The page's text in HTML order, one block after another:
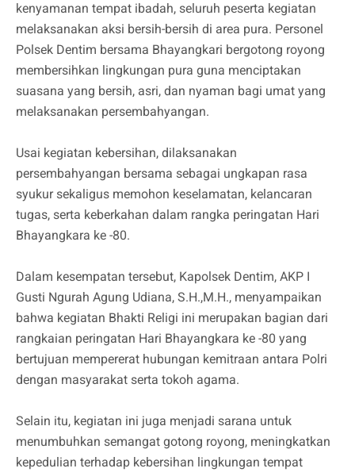
kenyamanan tempat ibadah, seluruh peserta kegiatan
melaksanakan aksi bersih-bersih di area pura. Personel
Polsek Dentim bersama Bhayangkari bergotong royong
membersihkan lingkungan pura guna menciptakan
suasana yang bersih, asri, dan nyaman bagi umat yang
melaksanakan persembahyangan.
Usai kegiatan kebersihan, dilaksanakan
persembahyangan bersama sebagai ungkapan rasa
syukur sekaligus memohon keselamatan, kelancaran
tugas, serta keberkahan dalam rangka peringatan Hari
Bhayangkara ke -80.
Dalam kesempatan tersebut, Kapolsek Dentim, AKP I
Gusti Ngurah Agung Udiana, S.H.,M.H., menyampaikan
bahwa kegiatan Bhakti Religi ini merupakan bagian dari
rangkaian peringatan Hari Bhayangkara ke -80 yang
bertujuan mempererat hubungan kemitraan antara Polri
dengan masyarakat serta tokoh agama.
Selain itu, kegiatan ini juga menjadi sarana untuk
menumbuhkan semangat gotong royong, meningkatkan
kepedulian terhadap kebersihan lingkungan tempat